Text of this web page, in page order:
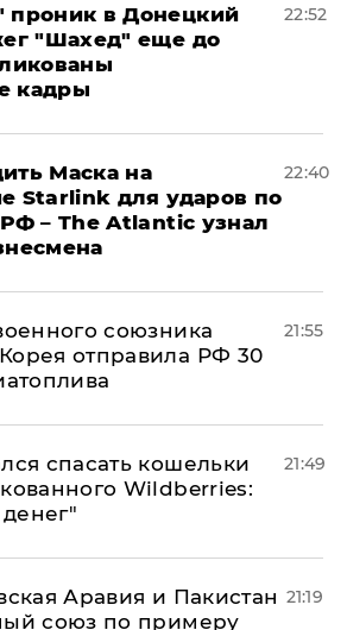
в Донецкий
"Шахед" еще до
кадры
22:52
Маска на
Starlink для ударов по
– The Atlantic узнал
22:40
союзника
отправила РФ 30
21:55
спасать кошельки
Wildberries:
21:49
Аравия и Пакистан
союз по примеру
21:19